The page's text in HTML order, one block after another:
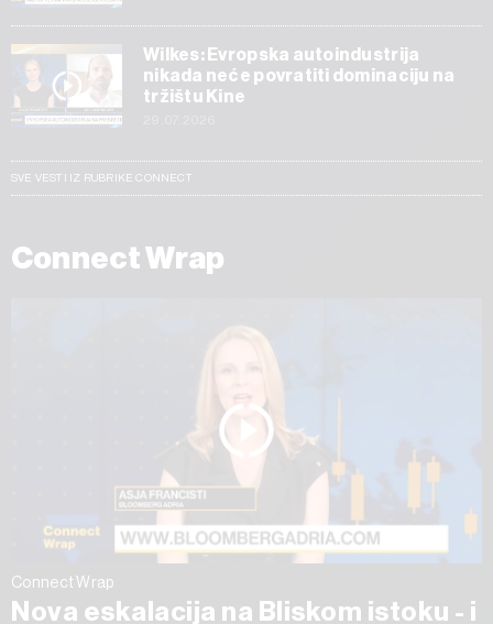
Wilkes: Evropska autoindustrija
nikada neće povratiti dominaciju na
tržištu Kine
SVE VESTI IZ RUBRIKE CONNECT
Connect Wrap
Connect Wrap
Nova eskalacija na Bliskom istoku - i